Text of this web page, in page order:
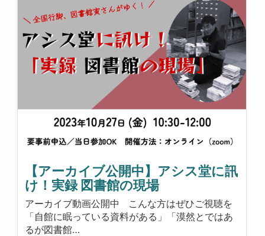
【アーカイブ公開中】アシス堂に訊
け！実録 図書館の現場
アーカイブ動画公開中 こんな方はぜひご視聴を
「自館に眠っている資料がある」「漠然とではあ
るが図書館…